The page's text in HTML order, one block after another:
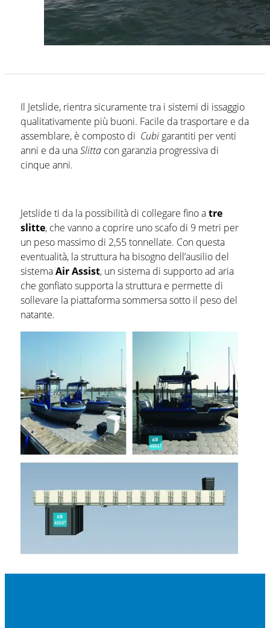
Il Jetslide, rientra sicuramente tra i sistemi di issaggio
qualitativamente più buoni. Facile da trasportare e da
assemblare, è composto di Cubi garantiti per venti
anni e da unaSlittacon garanzia progressiva di
cinque anni.
Jetslide ti da la possibilità di collegare fino atre
slitte, che vanno a coprire uno scafo di 9 metri per
un peso massimo di 2,55 tonnellate. Con questa
eventualità, la struttura ha bisogno dell’ausilio del
sistemaAir Assist, un sistema di supporto ad aria
che gonfiato supporta la struttura e permette di
sollevare la piattaforma sommersa sotto il peso del
natante.